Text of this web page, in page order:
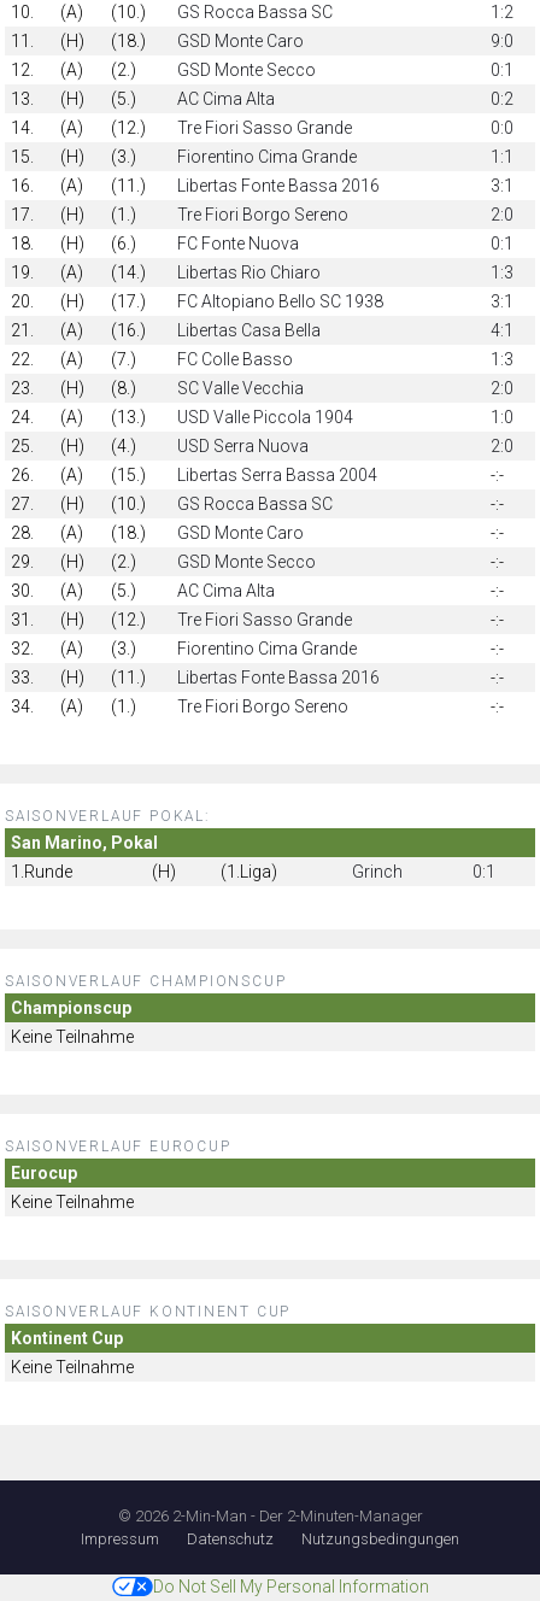
10.
(A) (10.) GS Rocca Bassa SC
1:2
11.
(H) (18.) GSD Monte Caro
9:0
12.
(A) (2.) GSD Monte Secco
0:1
13.
(H) (5.) AC Cima Alta
0:2
14.
(A) (12.) Tre Fiori Sasso Grande
0:0
15.
(H) (3.) Fiorentino Cima Grande
1:1
16.
(A) (11.) Libertas Fonte Bassa 2016
3:1
17.
(H) (1.) Tre Fiori Borgo Sereno
2:0
18.
(H) (6.) FC Fonte Nuova
0:1
19.
(A) (14.) Libertas Rio Chiaro
1:3
20.
(H) (17.) FC Altopiano Bello SC 1938
3:1
21.
(A) (16.) Libertas Casa Bella
4:1
22.
(A) (7.) FC Colle Basso
1:3
23.
(H) (8.) SC Valle Vecchia
2:0
24.
(A) (13.) USD Valle Piccola 1904
1:0
25.
(H) (4.) USD Serra Nuova
2:0
26.
(A) (15.) Libertas Serra Bassa 2004
-:-
27.
(H) (10.) GS Rocca Bassa SC
-:-
28.
(A) (18.) GSD Monte Caro
-:-
29.
(H) (2.) GSD Monte Secco
-:-
30.
(A) (5.) AC Cima Alta
-:-
31.
(H) (12.) Tre Fiori Sasso Grande
-:-
32.
(A) (3.) Fiorentino Cima Grande
-:-
33.
(H) (11.) Libertas Fonte Bassa 2016
-:-
34.
(A) (1.) Tre Fiori Borgo Sereno -:-
SAISONVERLAUF POKAL:
San Marino, Pokal
1.Runde
(H) (1.Liga) Grinch 0:1
SAISONVERLAUF CHAMPIONSCUP
Championscup
Keine Teilnahme
SAISONVERLAUF EUROCUP
Eurocup
Keine Teilnahme
SAISONVERLAUF KONTINENT CUP
Kontinent Cup
Keine Teilnahme
© 2026 2-Min-Man - Der 2-Minuten-Manager
Impressum
Datenschutz Nutzungsbedingungen
Do Not Sell My Personal Information